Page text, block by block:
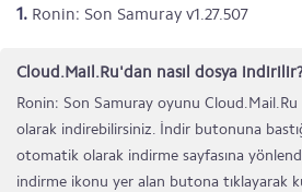
1. Ronin: Son Samuray v1.27.507
Cloud.Mail.Ru'dan nasıl dosya
Ronin: Son Samuray oyunu
olarak indirebilirsiniz. İndir butonuna
otomatik olarak indirme sayfasına
indirme ikonu yer alan butona tıklayarak